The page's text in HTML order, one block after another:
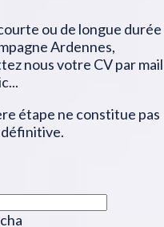
ou de longue durée
Ardennes,
nous votre CV par mail
étape ne constitue pas